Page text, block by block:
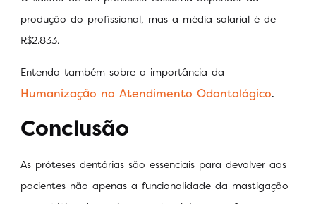
produção do profissional, mas a média salarial é de
R$2.833.
Entenda também sobre a importância da
Humanização no Atendimento Odontológico.
Conclusão
As próteses dentárias são essenciais para devolver aos
pacientes não apenas a funcionalidade da mastigação